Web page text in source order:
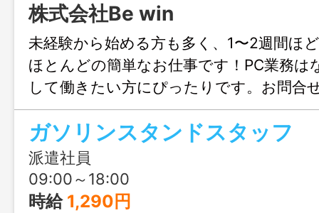
株式会社Be win
未経験から始める方も多く、1〜2週間ほ
ほとんどの簡単なお仕事です！PC業務は
して働きたい方にぴったりです。お問合
迎、まずはじょぶる福岡までお気軽にご
ガソリンスタンドスタッフ
派遣社員
09:00～18:00
時給 1,290円